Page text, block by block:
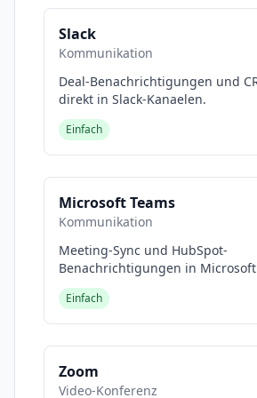
Video bewirbt u.a. meine
Slack
Kommunikation
Deal-Benachrichtigungen und
direkt in Slack-Kanaelen.
Einfach
Microsoft Teams
Kommunikation
Meeting-Sync und HubSpot-
Benachrichtigungen in Microsoft
Einfach
Zoom
Video-Konferenz